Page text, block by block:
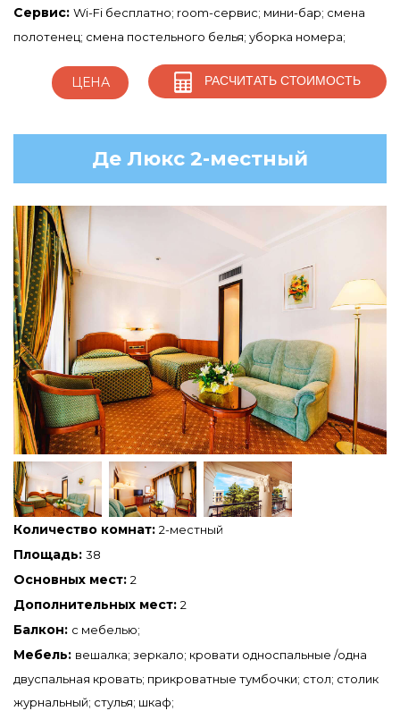
Сервис: Wi-Fi бесплатно; room-сервис; мини-бар; смена
полотенец; смена постельного белья; уборка номера;
ЦЕНА РАСЧИТАТЬ СТОИМОСТЬ
Де Люкс 2-местный
Количество комнат: 2-местный
Площадь: 38
Основных мест: 2
Дополнительных мест: 2
Балкон: с мебелью;
Мебель: вешалка; зеркало; кровати односпальные /одна
двуспальная кровать; прикроватные тумбочки; стол; столик
журнальный; стулья; шкаф;